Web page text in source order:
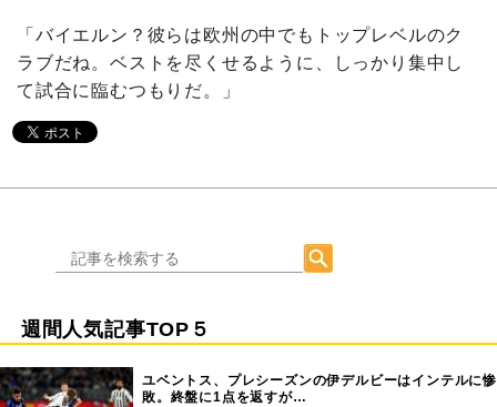
「バイエルン？彼らは欧州の中でもトップレベルのク
ラブだね。ベストを尽くせるように、しっかり集中し
て試合に臨むつもりだ。」
週間人気記事TOP５
ユベントス、プレシーズンの伊デルビーはインテルに惨
敗。終盤に1点を返すが…